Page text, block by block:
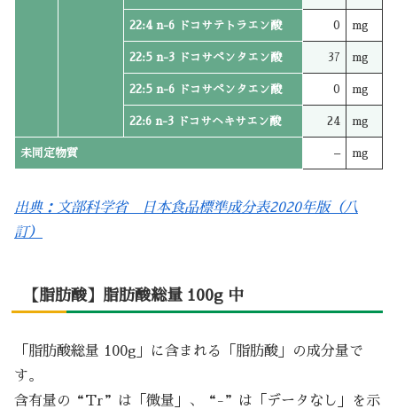
22:4 n-6 ドコサテトラエン酸 0 mg
22:5 n-3 ドコサペンタエン酸 37 mg
22:5 n-6 ドコサペンタエン酸 0 mg
22:6 n-3 ドコサヘキサエン酸 24 mg
未同定物質 – mg
出典：文部科学省 日本食品標準成分表2020年版（八
訂）
【脂肪酸】脂肪酸総量 100g 中
「脂肪酸総量 100g」に含まれる「脂肪酸」の成分量で
す。
含有量の“Tr”は「微量」、“-”は「データなし」を示